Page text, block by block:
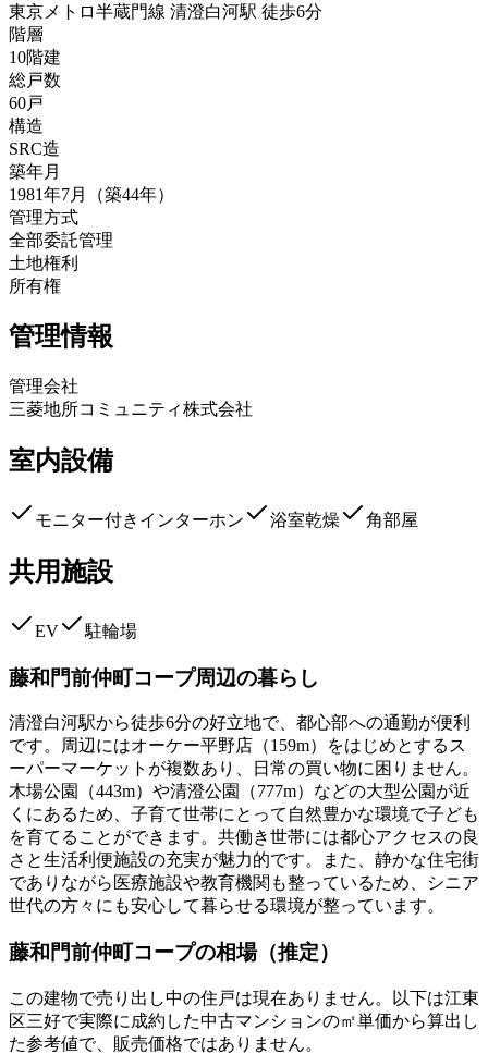
東京メトロ半蔵門線 清澄白河駅 徒歩6分
階層
10階建
総戸数
60戸
構造
SRC造
築年月
1981年7月（築44年）
管理方式
全部委託管理
土地権利
所有権
管理情報
管理会社
三菱地所コミュニティ株式会社
室内設備
モニター付きインターホン 浴室乾燥 角部屋
共用施設
EV 駐輪場
藤和門前仲町コープ周辺の暮らし
清澄白河駅から徒歩6分の好立地で、都心部への通勤が便利
です。周辺にはオーケー平野店（159m）をはじめとするス
ーパーマーケットが複数あり、日常の買い物に困りません。
木場公園（443m）や清澄公園（777m）などの大型公園が近
くにあるため、子育て世帯にとって自然豊かな環境で子ども
を育てることができます。共働き世帯には都心アクセスの良
さと生活利便施設の充実が魅力的です。また、静かな住宅街
でありながら医療施設や教育機関も整っているため、シニア
世代の方々にも安心して暮らせる環境が整っています。
藤和門前仲町コープの相場（推定）
この建物で売り出し中の住戸は現在ありません。以下は江東
区三好で実際に成約した中古マンションの㎡単価から算出し
た参考値で、販売価格ではありません。